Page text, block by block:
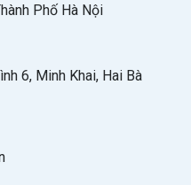
Phố Hà Nội
6, Minh Khai, Hai Bà